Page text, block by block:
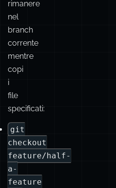
“—”
con
git
checkout
per
rimanere
nel
branch
corrente
mentre
copi
i
file
specificati: